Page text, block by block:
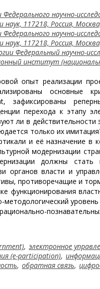
научно-
наук, 117218, Россия,
научно-
наук, 117218, Россия,
Федеральный научно-
институт
опыт реализации
основные
зафиксированы
перехода к этапу
ли в
только их
и её назначение в
модернизации
должны стать
органов власти и
противоречащие и
функционирования
, электронное
(e-participation),
, обратная связь,